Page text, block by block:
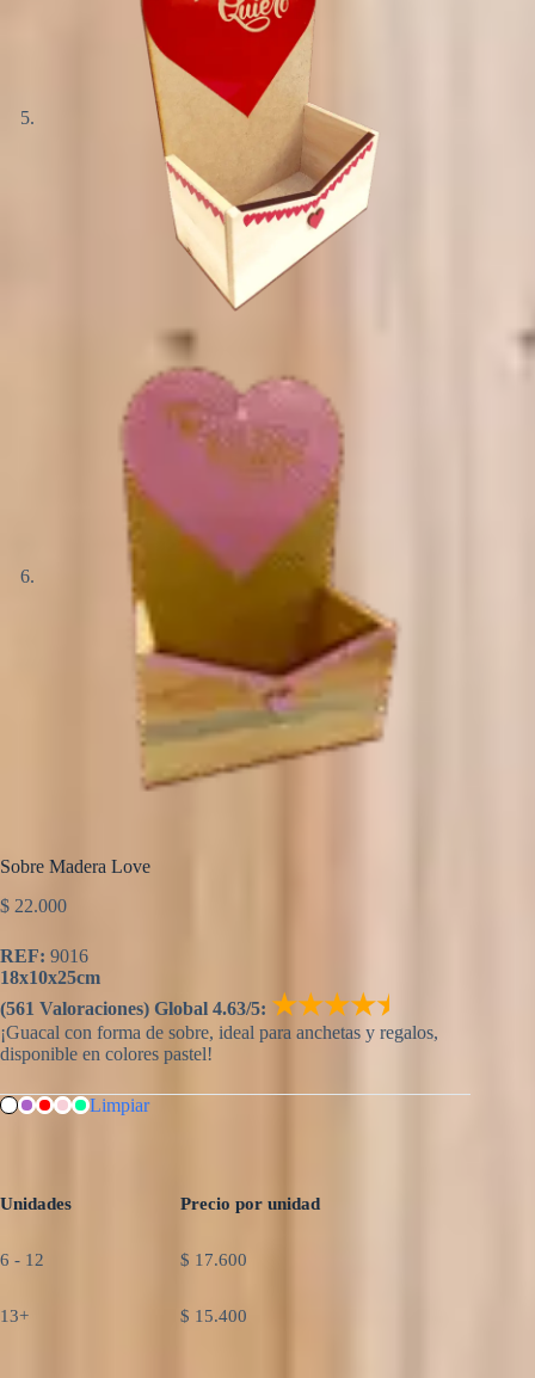
Sobre Madera Love
$ 22.000
REF: 9016
18x10x25cm
(561 Valoraciones) Global 4.63/5: ★★★★★
¡Guacal con forma de sobre, ideal para anchetas y regalos,
disponible en colores pastel!
Limpiar
Unidades Precio por unidad
6 - 12 $ 17.600
13+ $ 15.400